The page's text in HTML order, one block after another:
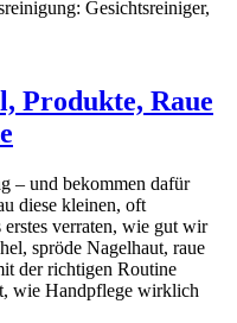
Gesichtsreiniger,
Produkte, Raue
– und bekommen dafür
diese kleinen, oft
verraten, wie gut wir
spröde Nagelhaut, raue
der richtigen Routine
wie Handpflege wirklich